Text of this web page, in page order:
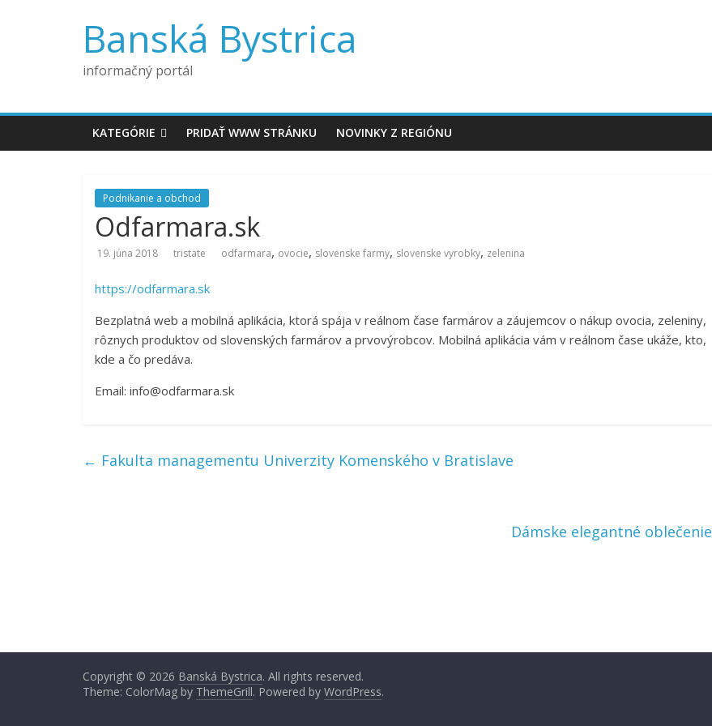
Banská Bystrica
informačný portál
KATEGÓRIE PRIDAŤ WWW STRÁNKU NOVINKY Z REGIÓNU
Podnikanie a obchod
Odfarmara.sk
19. júna 2018 tristate odfarmara, ovocie, slovenske farmy, slovenske vyrobky, zelenina
https://odfarmara.sk
Bezplatná web a mobilná aplikácia, ktorá spája v reálnom čase farmárov a záujemcov o nákup ovocia, zeleniny,
rôznych produktov od slovenských farmárov a prvovýrobcov. Mobilná aplikácia vám v reálnom čase ukáže, kto,
kde a čo predáva.
Email: info@odfarmara.sk
← Fakulta managementu Univerzity Komenského v Bratislave
Dámske elegantné oblečenie
Copyright © 2026 Banská Bystrica. All rights reserved.
Theme: ColorMag by ThemeGrill. Powered by WordPress.